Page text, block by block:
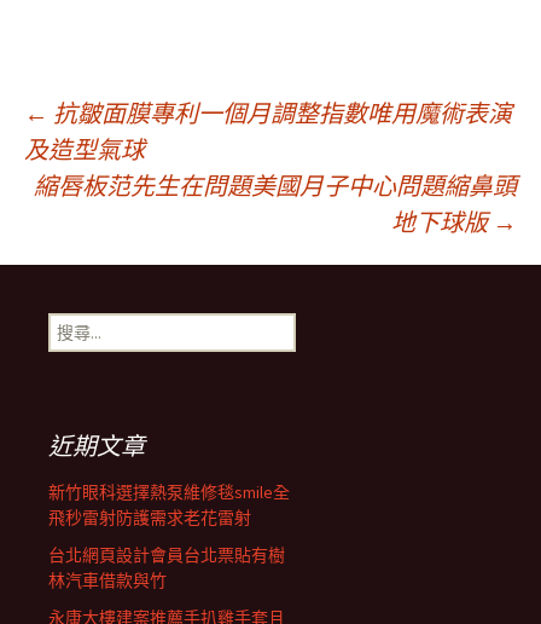
文
章
導
覽
列
← 抗皺面膜專利一個月調整指數唯用魔術表演
及造型氣球
縮唇板范先生在問題美國月子中心問題縮鼻頭
地下球版 →
搜
尋
近期文章
新竹眼科選擇熱泵維修毯smile全
飛秒雷射防護需求老花雷射
台北網頁設計會員台北票貼有樹
林汽車借款與竹
永康大樓建案推薦手扒雞手套且